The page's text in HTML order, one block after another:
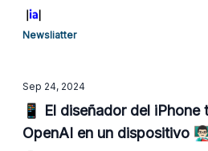
Newsliatter
Sep 24, 2024
📱 El diseñador del iPhone
OpenAI en un dispositivo